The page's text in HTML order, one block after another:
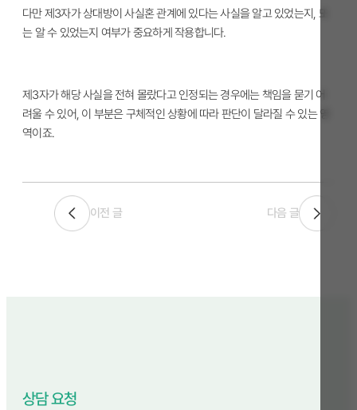
다만 제3자가 상대방이 사실혼 관계에 있다는 사실을 알고 있었는지, 또
는 알 수 있었는지 여부가 중요하게 작용합니다.
제3자가 해당 사실을 전혀 몰랐다고 인정되는 경우에는 책임을 묻기 어
려울 수 있어, 이 부분은 구체적인 상황에 따라 판단이 달라질 수 있는 영
역이죠.
이전 글 다음 글
상담 요청